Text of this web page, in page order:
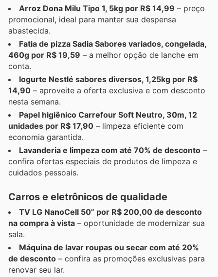
Arroz Dona Milu Tipo 1, 5kg por R$ 14,99 – preço
promocional, ideal para manter sua despensa
abastecida.
Fatia de pizza Sadia Sabores variados, congelada,
460g por R$ 19,59 – a melhor opção de lanche em
conta.
Iogurte Nestlé sabores diversos, 1,25kg por R$
14,90 – aproveite a oferta exclusiva e com desconto
nesta semana.
Papel higiênico Carrefour Soft Neutro, 30m, 12
unidades por R$ 17,90 – limpeza eficiente com
economia garantida.
Lavanderia e limpeza com até 70% de desconto –
confira ofertas especiais de produtos de limpeza e
cuidados pessoais.
Carros e eletrônicos de qualidade
TV LG NanoCell 50” por R$ 200,00 de desconto
na compra à vista – oportunidade de modernizar sua
sala.
Máquina de lavar roupas ou secar com até 20%
de desconto – confira as promoções exclusivas para
renovar seu lar.